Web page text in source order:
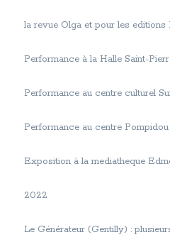
la revue Olga et pour les
Performance à la Halle Saint-
Performance au centre culturel
Performance au centre
Exposition à la mediatheque
2022
Le Générateur (Gentilly) :